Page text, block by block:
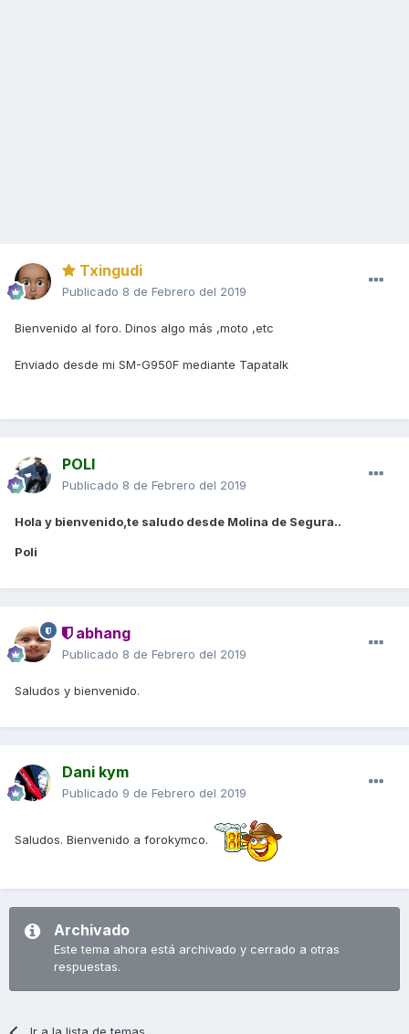
Txingudi
Publicado 8 de Febrero del 2019
Bienvenido al foro. Dinos algo más ,moto ,etc
Enviado desde mi SM-G950F mediante Tapatalk
POLI
Publicado 8 de Febrero del 2019
Hola y bienvenido,te saludo desde Molina de Segura..
Poli
abhang
Publicado 8 de Febrero del 2019
Saludos y bienvenido.
Dani kym
Publicado 9 de Febrero del 2019
Saludos. Bienvenido a forokymco.
Archivado
Este tema ahora está archivado y cerrado a otras
respuestas.